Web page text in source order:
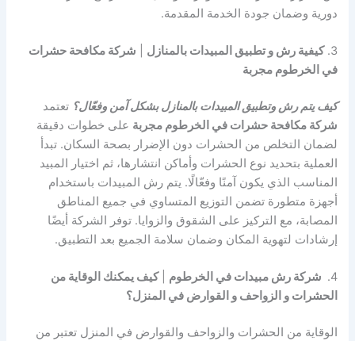
دورية وضمان جودة الخدمة المقدمة.
3. كيفية رش و تطبيق المبيدات بالمنازل
شركة مكافحة حشرات
في الخرطوم مجربة
كيف يتم رش وتطبيق المبيدات بالمنازل بشكل آمن وفعّال؟ تعتمد
شركة مكافحة حشرات في الخرطوم مجربة على خطوات دقيقة
لضمان التخلص من الحشرات دون الإضرار بصحة السكان. تبدأ
العملية بتحديد نوع الحشرات وأماكن انتشارها، ثم اختيار المبيد
المناسب الذي يكون آمنًا وفعّالًا. يتم رش المبيدات باستخدام
أجهزة متطورة تضمن التوزيع المتساوي في جميع المناطق
المصابة، مع التركيز على الشقوق والزوايا. توفر الشركة أيضًا
إرشادات لتهوية المكان وضمان سلامة الجميع بعد التطبيق.
4. شركة رش مبيدات في الخرطوم |كيف يمكنك الوقاية من
الحشرات و الزواحف و القوارض في المنزل؟
الوقاية من الحشرات والزواحف والقوارض في المنزل تعتبر من